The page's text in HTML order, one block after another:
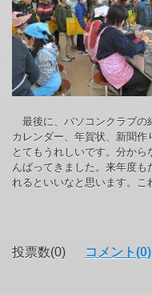
最後に、パソコンクラブの
カレンダー、年賀状、新聞作
とてもうれしいです。分か
んばってきました。来年度も
れるといいなと思います。こ
投票数(0) コメント(0)